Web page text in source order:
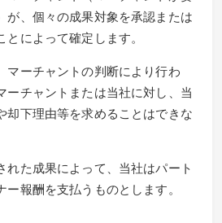
が、個々の成果対象を承認または
によって確定します。
マーチャントの判断により行わ
ーチャントまたは当社に対し、当
却下理由等を求めることはできな
れた成果によって、当社はパート
報酬を支払うものとします。